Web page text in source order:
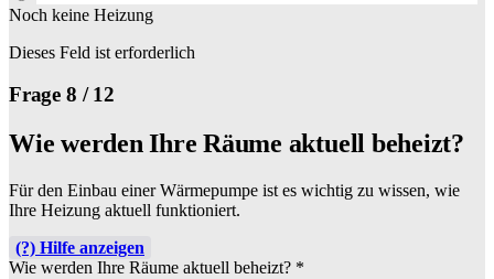
Noch keine Heizung
Dieses Feld ist erforderlich
Frage 8 / 12
Wie werden Ihre Räume aktuell beheizt?
Für den Einbau einer Wärmepumpe ist es wichtig zu wissen, wie
Ihre Heizung aktuell funktioniert.
(?) Hilfe anzeigen
Wie werden Ihre Räume aktuell beheizt? *